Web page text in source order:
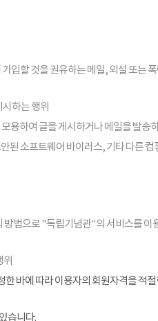
할 것을 권유하는 메일, 외설 또는 폭
하는 행위
용하여 글을 게시하거나 메일을 발송
된 소프트웨어 바이러스, 기타 다른 컴
방법으로 "독립기념관"의 서비스를 이
바에 따라 이용자의 회원자격을 적
습니다.